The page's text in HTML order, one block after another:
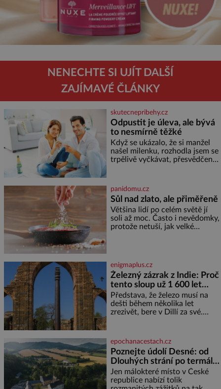
NENECHTE SI UJÍT DALŠÍ
ZAJÍMAVÉ ČLÁNKY
skutecnepribehy.cz
Odpustit je úleva, ale bývá
to nesmírně těžké
Když se ukázalo, že si manžel
našel milenku, rozhodla jsem se
trpělivě vyčkávat, přesvědčena,
nejtěžších věcí na světě. Ale
každý, kdo s tím má nějaké
zkušenosti, se zapřísahá, že
pokud odpustíte, znatelně se
vám uleví. Když se ke mně
doneslo, že si manžel pořídil
panidomu.cz
Sůl nad zlato, ale přiměřeně
Většina lidí po celém světě jí
soli až moc. Často i nevědomky,
protože netuší, jak velké
sladkých. Sůl je zdravá Ale v
ani ne třetinovém množství, než
je pro většinu populace běžné.
Její základní složky– sodík a
chlór – jsou zásadní pro
správné hospodaření
enigmaplus.cz
Železný zázrak z Indie: Proč
tento sloup už 1 600 let
nezná rez?
Představa, že železo musí na
dešti během několika let
zrezivět, bere v Dillí za své.
železný sloup, který už přibližně
1 600 let odolává počasí
epochanacestach.cz
Poznejte údolí Desné: od
Dlouhých strání po termální
prameny
Jen málokteré místo v České
republice nabízí tolik